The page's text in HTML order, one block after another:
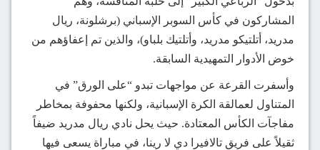
المشاركون في كأس السوبر الإسباني (برشلونة، ريال
مدريد، أتلتيكو مدريد، وأتلتيك بلباو)، والذين تم إعفاؤهم من
خوض الأدوار التمهيدية السابقة.
وأسفرت القرعة عن مواجهات تبدو “على الورق” في
المتناول لعمالقة الكرة الإسبانية، ولكنها محفوفة بمخاطر
مفاجآت الكأس المعتادة. حيث يحل نادي ريال مدريد ضيفاً
ثقيلاً على فريق تالافيرا دي لا رينا، في مباراة يسعى فيها